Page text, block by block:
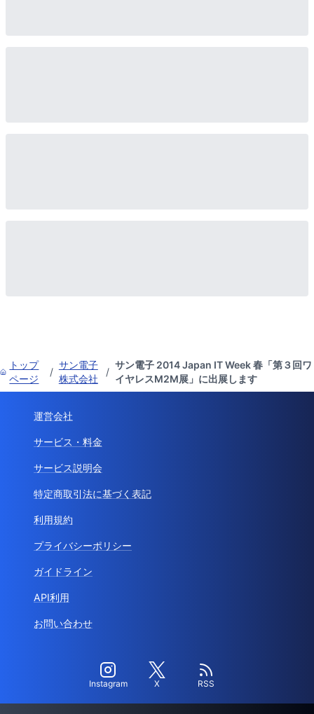
トップ
ページ
/
サン電子
株式会社
/
サン電子 2014 Japan IT Week 春「第３回ワ
イヤレスM2M展」に出展します
運営会社
サービス・料金
サービス説明会
特定商取引法に基づく表記
利用規約
プライバシーポリシー
ガイドライン
API利用
お問い合わせ
Instagram X RSS